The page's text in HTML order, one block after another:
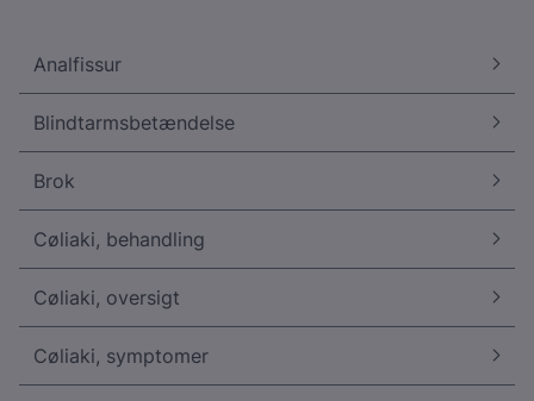
Analfissur
Blindtarmsbetændelse
Brok
Cøliaki, behandling
Cøliaki, oversigt
Cøliaki, symptomer